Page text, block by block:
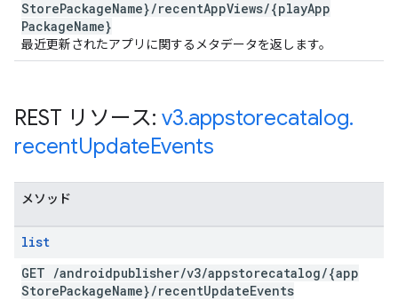
StorePackageName}/recentAppViews/{playApp
PackageName}
最近更新されたアプリに関するメタデータを返します。
REST リソース: v3.appstorecatalog.
recentUpdateEvents
メソッド
list
GET /androidpublisher/v3/appstorecatalog/{app
StorePackageName}/recentUpdateEvents